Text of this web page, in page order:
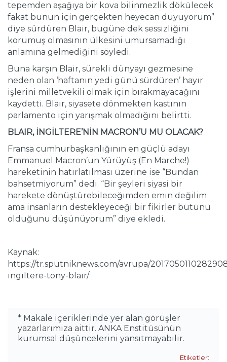
tepemden aşağıya bir kova bilinmezlik dökülecek
fakat bunun için gerçekten heyecan duyuyorum”
diye sürdüren Blair, bugüne dek sessizliğini
korumuş olmasının ülkesini umursamadığı
anlamına gelmediğini söyledi.
Buna karşın Blair, sürekli dünyayı gezmesine
neden olan ‘haftanın yedi günü sürdüren’ hayır
işlerini milletvekili olmak için bırakmayacağını
kaydetti. Blair, siyasete dönmekten kastının
parlamento için yarışmak olmadığını belirtti.
BLAIR, İNGİLTERE’NİN MACRON’U MU OLACAK?
Fransa cumhurbaşkanlığının en güçlü adayı
Emmanuel Macron’un Yürüyüş (En Marche!)
hareketinin hatırlatılması üzerine ise “Bundan
bahsetmiyorum” dedi. “Bir şeyleri siyasi bir
harekete dönüştürebileceğimden emin değilim
ama insanların destekleyeceği bir fikirler bütünü
olduğunu düşünüyorum” diye ekledi.
Kaynak:
https://tr.sputniknews.com/avrupa/
ingiltere-tony-blair/
* Makale içeriklerinde yer alan görüşler
yazarlarımıza aittir. ANKA Enstitüsünün
kurumsal düşüncelerini yansıtmayabilir.
Etiketler: